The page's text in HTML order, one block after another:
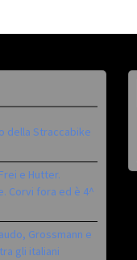
della Straccabike
e Hutter.
Corvi fora ed è 4^
Grossmann e
gli italiani